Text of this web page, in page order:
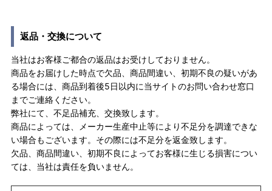
返品・交換について
当社はお客様ご都合の返品はお受けしておりません。
商品をお届けした時点で欠品、商品間違い、初期不良の疑いがあ
る場合には、商品到着後5日以内に当サイトのお問い合わせ窓口
までご連絡ください。
弊社にて、不足品補充、交換致します。
商品によっては、メーカー生産中止等により不足分を調達できな
い場合もございます。その際には不足分を返金致します。
欠品、商品間違い、初期不良によってお客様に生じる損害につい
ては、当社は責任を負いません。